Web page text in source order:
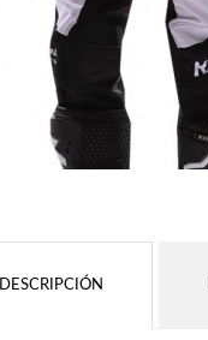
DESCRIPCIÓN